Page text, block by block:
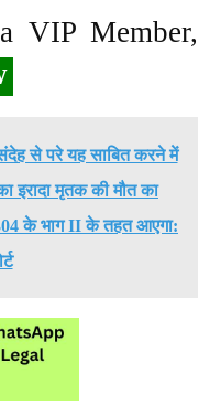
VIP Member,
से परे यह साबित करने में
इरादा मृतक की मौत का
के भाग II के तहत आएगा: